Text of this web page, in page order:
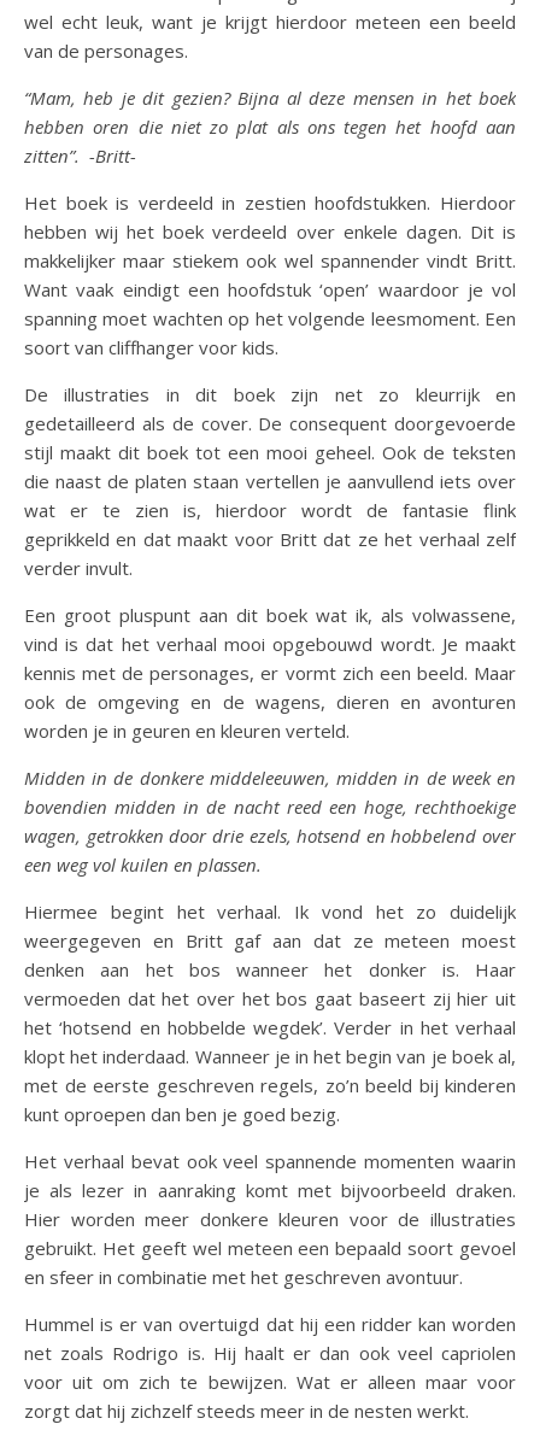
wel echt leuk, want je krijgt hierdoor meteen een beeld
van de personages.
“Mam, heb je dit gezien? Bijna al deze mensen in het boek
hebben oren die niet zo plat als ons tegen het hoofd aan
zitten”. -Britt-
Het boek is verdeeld in zestien hoofdstukken. Hierdoor
hebben wij het boek verdeeld over enkele dagen. Dit is
makkelijker maar stiekem ook wel spannender vindt Britt.
Want vaak eindigt een hoofdstuk ‘open’ waardoor je vol
spanning moet wachten op het volgende leesmoment. Een
soort van cliffhanger voor kids.
De illustraties in dit boek zijn net zo kleurrijk en
gedetailleerd als de cover. De consequent doorgevoerde
stijl maakt dit boek tot een mooi geheel. Ook de teksten
die naast de platen staan vertellen je aanvullend iets over
wat er te zien is, hierdoor wordt de fantasie flink
geprikkeld en dat maakt voor Britt dat ze het verhaal zelf
verder invult.
Een groot pluspunt aan dit boek wat ik, als volwassene,
vind is dat het verhaal mooi opgebouwd wordt. Je maakt
kennis met de personages, er vormt zich een beeld. Maar
ook de omgeving en de wagens, dieren en avonturen
worden je in geuren en kleuren verteld.
Midden in de donkere middeleeuwen, midden in de week en
bovendien midden in de nacht reed een hoge, rechthoekige
wagen, getrokken door drie ezels, hotsend en hobbelend over
een weg vol kuilen en plassen.
Hiermee begint het verhaal. Ik vond het zo duidelijk
weergegeven en Britt gaf aan dat ze meteen moest
denken aan het bos wanneer het donker is. Haar
vermoeden dat het over het bos gaat baseert zij hier uit
het ‘hotsend en hobbelde wegdek’. Verder in het verhaal
klopt het inderdaad. Wanneer je in het begin van je boek al,
met de eerste geschreven regels, zo’n beeld bij kinderen
kunt oproepen dan ben je goed bezig.
Het verhaal bevat ook veel spannende momenten waarin
je als lezer in aanraking komt met bijvoorbeeld draken.
Hier worden meer donkere kleuren voor de illustraties
gebruikt. Het geeft wel meteen een bepaald soort gevoel
en sfeer in combinatie met het geschreven avontuur.
Hummel is er van overtuigd dat hij een ridder kan worden
net zoals Rodrigo is. Hij haalt er dan ook veel capriolen
voor uit om zich te bewijzen. Wat er alleen maar voor
zorgt dat hij zichzelf steeds meer in de nesten werkt.